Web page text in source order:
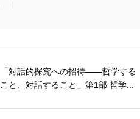
「対話的探究への招待――哲学する
こと、対話すること」第1部 哲学...